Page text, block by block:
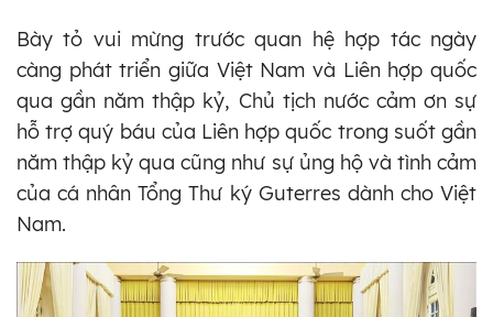
Bày tỏ vui mừng trước quan hệ hợp tác ngày
càng phát triển giữa Việt Nam và Liên hợp quốc
qua gần năm thập kỷ, Chủ tịch nước cảm ơn sự
hỗ trợ quý báu của Liên hợp quốc trong suốt gần
năm thập kỷ qua cũng như sự ủng hộ và tình cảm
của cá nhân Tổng Thư ký Guterres dành cho Việt
Nam.